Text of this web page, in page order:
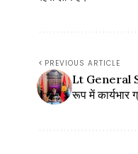
PREVIOUS ARTICLE
Lt General
रूप में कार्यभार